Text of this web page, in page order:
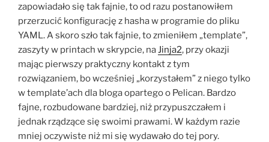
zapowiadało się tak fajnie, to od razu postanowiłem
przerzucić konfigurację z hasha w programie do pliku
YAML. A skoro szło tak fajnie, to zmieniłem „template”,
zaszyty w printach w skrypcie, na Jinja2, przy okazji
mając pierwszy praktyczny kontakt z tym
rozwiązaniem, bo wcześniej „korzystałem” z niego tylko
w template’ach dla bloga opartego o Pelican. Bardzo
fajne, rozbudowane bardziej, niż przypuszczałem i
jednak rządzące się swoimi prawami. W każdym razie
mniej oczywiste niż mi się wydawało do tej pory.